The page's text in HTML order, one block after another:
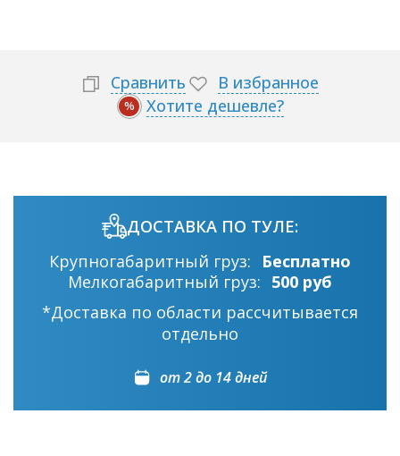
Сравнить В избранное
% Хотите дешевле?
ДОСТАВКА ПО ТУЛЕ:
Крупногабаритный груз:
Бесплатно
Мелкогабаритный груз: 500 руб
*Доставка по области рассчитывается
отдельно
от 2 до 14 дней